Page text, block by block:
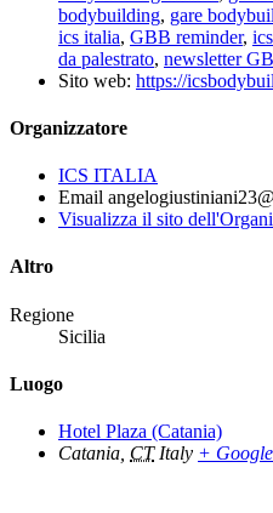
bodybuilding, gare
ics italia, GBB reminder,
da palestrato, newsletter
Sito web: https://
Organizzatore
ICS ITALIA
Email
Visualizza il sito
Altro
Regione
Sicilia
Luogo
Hotel Plaza (Catania)
Catania CT Italy +